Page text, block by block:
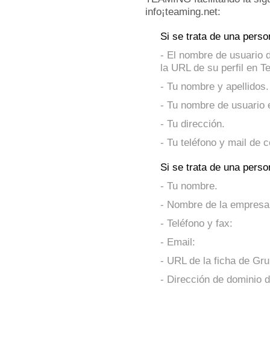
info¡teaming.net:
Si se trata de una
- El nombre de usuario
la URL de su perfil en
- Tu nombre y apellidos.
- Tu nombre de usuario
- Tu dirección.
- Tu teléfono y mail de
Si se trata de una
- Tu nombre.
- Nombre de la
- Teléfono y fax:
- Email:
- URL de la ficha de
- Dirección de dominio